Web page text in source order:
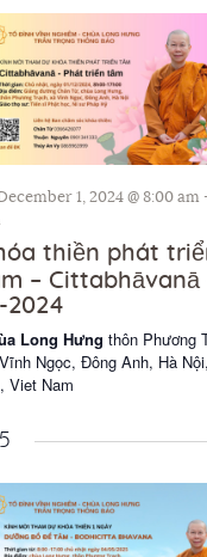
e
d
1, 2024 @ 8:00 am
thiền phát
– Cittabhāvanā
2024
Long Hưng thôn Phương
Ngọc, Đông Anh, Hà
Viet Nam